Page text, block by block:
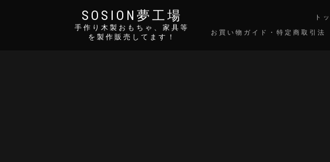
SOSION夢工場
手作り木製おもちゃ、家具等
を製作販売してます！
ト
お買い物ガイド・特定商取引法